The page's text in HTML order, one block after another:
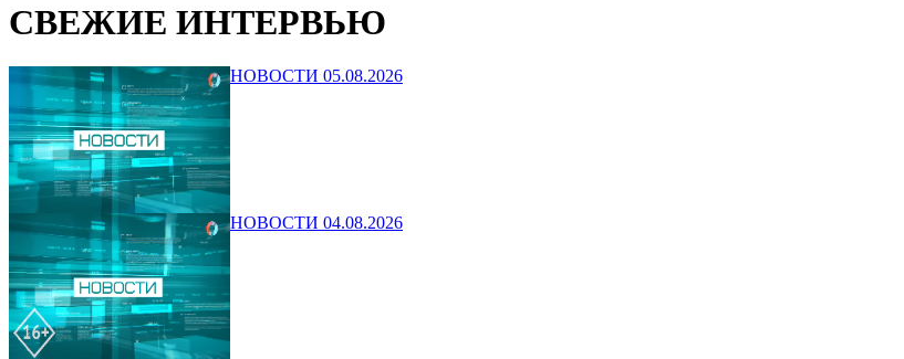
СВЕЖИЕ ИНТЕРВЬЮ
НОВОСТИ 05.08.2026
НОВОСТИ 04.08.2026